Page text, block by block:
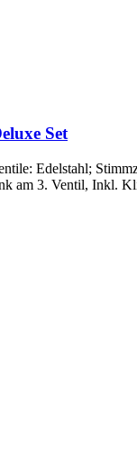
Set
Edelstahl;
am 3. Ventil, Inkl.